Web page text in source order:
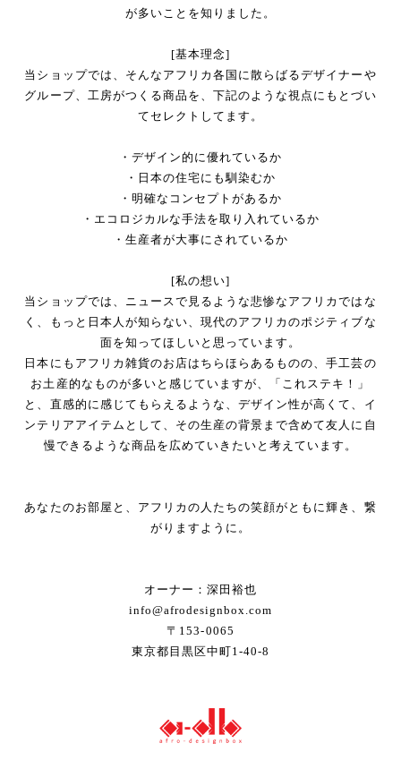
が多いことを知りました。
[基本理念]
当ショップでは、そんなアフリカ各国に散らばるデザイナーや
グループ、工房がつくる商品を、下記のような視点にもとづい
てセレクトしてます。
・デザイン的に優れているか
・日本の住宅にも馴染むか
・明確なコンセプトがあるか
・エコロジカルな手法を取り入れているか
・生産者が大事にされているか
[私の想い]
当ショップでは、ニュースで見るような悲惨なアフリカではな
く、もっと日本人が知らない、現代のアフリカのポジティブな
面を知ってほしいと思っています。
日本にもアフリカ雑貨のお店はちらほらあるものの、手工芸の
お土産的なものが多いと感じていますが、「これステキ！」
と、直感的に感じてもらえるような、デザイン性が高くて、イ
ンテリアアイテムとして、その生産の背景まで含めて友人に自
慢できるような商品を広めていきたいと考えています。
あなたのお部屋と、アフリカの人たちの笑顔がともに輝き、繋
がりますように。
オーナー：深田裕也
info@afrodesignbox.com
〒153-0065
東京都目黒区中町1-40-8